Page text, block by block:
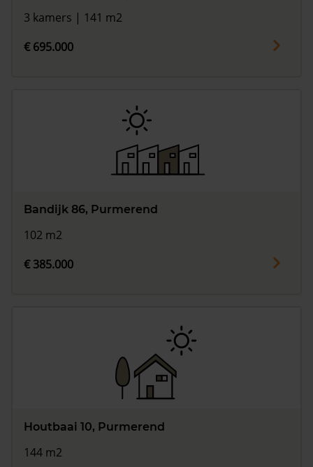
3 kamers | 141 m2
€ 695.000
Bandijk 86, Purmerend
102 m2
€ 385.000
Houtbaai 10, Purmerend
144 m2